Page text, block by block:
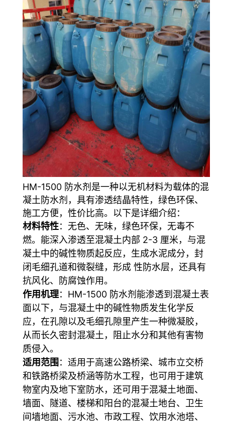
HM-1500 防水剂是一种以无机材料为载体的混
凝土防水剂，具有渗透结晶特性，绿色环保、
施工方便，性价比高。以下是详细介绍：
材料特性：无色、无味，绿色环保，无毒不
燃。能深入渗透至混凝土内部 2-3 厘米，与混
凝土中的碱性物质起反应，生成水泥成分，封
闭毛细孔道和微裂缝，形成 性防水层，还具有
抗风化、防腐蚀作用。
作用机理：HM-1500 防水剂能渗透到混凝土表
面以下，与混凝土中的碱性物质发生化学反
应，在孔隙以及毛细孔隙里产生一种微凝胶，
从而长久密封混凝土，阻止水分和其他有害物
质侵入。
适用范围 ：适用于高速公路桥梁、城市立交桥
和铁路桥梁及桥涵等防水工程，也可用于建筑
物室内及地下室防水，还可用于混凝土地面、
墙面、隧道、楼梯和阳台的混凝土地台、卫生
间墙地面、污水池、市政工程、饮用水池塔、